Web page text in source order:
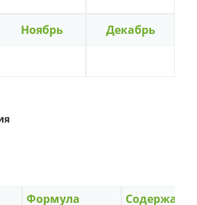
Ноябрь Декабрь
Формула